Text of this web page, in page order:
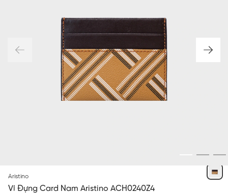
Aristino
Ví Đựng Card Nam Aristino ACH0240Z4